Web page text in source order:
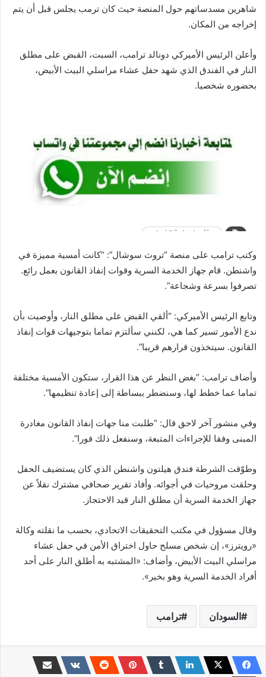
شاهرين مسدساتهم حول المنصة حيث كان ترمب يجلس قبل أن يتم
إخراجه من المكان.
وأعلن الرئيس الأميركي دونالد ترامب، السبت، القبض على مطلق
النار في الفندق الذي شهد حفل عشاء مراسلي البيت الأبيض،
بحضوره شخصيا.
وكتب ترامب على منصة “تروث سوشال”: “كانت أمسية مميزة في
واشنطن. قام جهاز الخدمة السرية وقوات إنفاذ القانون بعمل رائع.
تصرفوا بسرعة وشجاعة”.
وتابع الرئيس الأميركي: “ألقي القبض على مطلق النار، وأوصيت بأن
ندع الأمور تسير كما هي، لكنني سألتزم تماما بتوجيهات قوات إنفاذ
القانون. سيتخذون قرارهم قريبا”.
وأضاف ترامب: “بغض النظر عن هذا القرار، ستكون الأمسية مختلفة
تماما عما خطط لها، وسنضطر ببساطة إلى إعادة تنظيمها”.
وفي منشور آخر لاحق قال: “طلبت منا جهات إنفاذ القانون مغادرة
المبنى وفقا للإجراءات المتبعة، وسنفعل ذلك فورا”.
وطوّقت الشرطة فندق هيلتون واشنطن الذي كان يستضيف الحفل
وحلقت مروحيات في أجوائه. وأفاد تقرير صحافي مشترك نقلاً عن
جهاز الخدمة السرية أن مطلق النار قيد الاحتجاز.
وقال مسؤول في مكتب التحقيقات الاتحادي، بحسب ما نقلته وكالة
«رويترز»، إن شخص مسلح حاول اختراق الأمن في حفل عشاء
مراسلي البيت الأبيض، وأضاف: «المشتبه به أطلق النار على أحد
أفراد الخدمة السرية وهو بخير».
السودان ترامب